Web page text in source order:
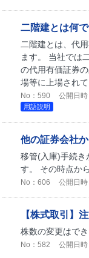
二階建とは何
二階建とは、代
ます。 当社では
の代用有価証券
場等に上場され
No：590 公開日
用語説明
他の証券会社
移管(入庫)手続き
す。 その時点か
No：606 公開日
【株式取引】
株数の変更はで
No：582 公開日